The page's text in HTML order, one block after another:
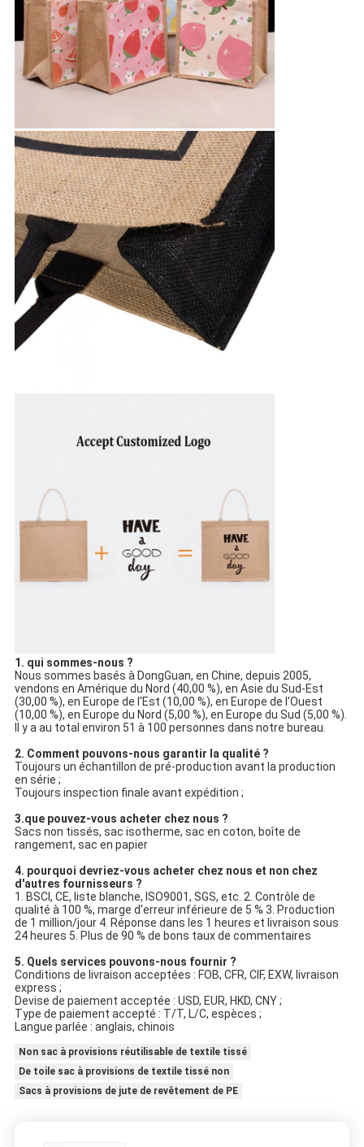
1. qui sommes-nous ?
Nous sommes basés à DongGuan, en Chine, depuis 2005,
vendons en Amérique du Nord (40,00 %), en Asie du Sud-Est
(30,00 %), en Europe de l'Est (10,00 %), en Europe de l'Ouest
(10,00 %), en Europe du Nord (5,00 %), en Europe du Sud (5,00 %).
Il y a au total environ 51 à 100 personnes dans notre bureau.
2. Comment pouvons-nous garantir la qualité ?
Toujours un échantillon de pré-production avant la production
en série ;
Toujours inspection finale avant expédition ;
3.que pouvez-vous acheter chez nous ?
Sacs non tissés, sac isotherme, sac en coton, boîte de
rangement, sac en papier
4. pourquoi devriez-vous acheter chez nous et non chez
d'autres fournisseurs ?
1. BSCI, CE, liste blanche, ISO9001, SGS, etc. 2. Contrôle de
qualité à 100 %, marge d'erreur inférieure de 5 % 3. Production
de 1 million/jour 4. Réponse dans les 1 heures et livraison sous
24 heures 5. Plus de 90 % de bons taux de commentaires
5. Quels services pouvons-nous fournir ?
Conditions de livraison acceptées : FOB, CFR, CIF, EXW, livraison
express ;
Devise de paiement acceptée : USD, EUR, HKD, CNY ;
Type de paiement accepté : T/T, L/C, espèces ;
Langue parlée : anglais, chinois
Non sac à provisions réutilisable de textile tissé
De toile sac à provisions de textile tissé non
Sacs à provisions de jute de revêtement de PE